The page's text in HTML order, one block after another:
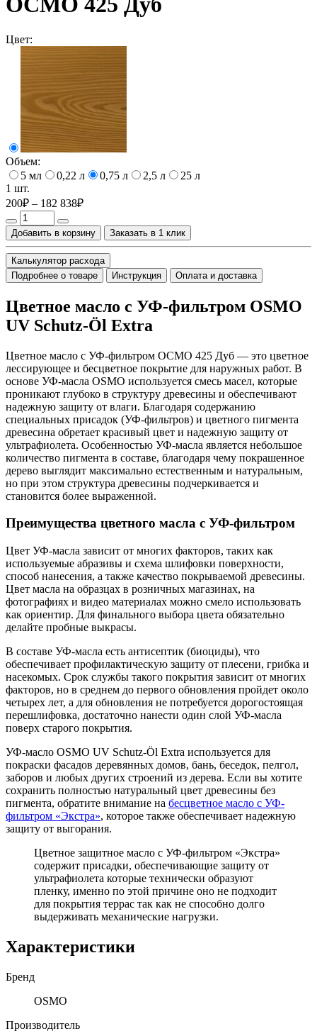
Цвет:
Объем:
5 мл
0,22 л 0,75 л 2,5 л
25 л
1 шт.
200₽ – 182 838₽
Добавить в корзину Заказать в 1 клик
Калькулятор расхода
Подробнее о товаре
Инструкция Оплата и доставка
Цветное масло с УФ-фильтром OSMO
UV Schutz-Öl Extra
Цветное масло с УФ-фильтром ОСМО 425 Дуб — это цветное
лессирующее и бесцветное покрытие для наружных работ. В
основе УФ-масла OSMO используется смесь масел, которые
проникают глубоко в структуру древесины и обеспечивают
надежную защиту от влаги. Благодаря содержанию
специальных присадок (УФ-фильтров) и цветного пигмента
древесина обретает красивый цвет и надежную защиту от
ультрафиолета. Особенностью УФ-масла является небольшое
количество пигмента в составе, благодаря чему покрашенное
дерево выглядит максимально естественным и натуральным,
но при этом структура древесины подчеркивается и
становится более выраженной.
Преимущества цветного масла с УФ-фильтром
Цвет УФ-масла зависит от многих факторов, таких как
используемые абразивы и схема шлифовки поверхности,
способ нанесения, а также качество покрываемой древесины.
Цвет масла на образцах в розничных магазинах, на
фотографиях и видео материалах можно смело использовать
как ориентир. Для финального выбора цвета обязательно
делайте пробные выкрасы.
В составе УФ-масла есть антисептик (биоциды), что
обеспечивает профилактическую защиту от плесени, грибка и
насекомых. Срок службы такого покрытия зависит от многих
факторов, но в среднем до первого обновления пройдет около
четырех лет, а для обновления не потребуется дорогостоящая
перешлифовка, достаточно нанести один слой УФ-масла
поверх старого покрытия.
УФ-масло OSMO UV Schutz-Öl Extra используется для
покраски фасадов деревянных домов, бань, беседок, пелгол,
заборов и любых других строений из дерева. Если вы хотите
сохранить полностью натуральный цвет древесины без
пигмента, обратите внимание на бесцветное масло с УФ-
фильтром «Экстра», которое также обеспечивает надежную
защиту от выгорания.
Цветное защитное масло с УФ-фильтром «Экстра»
содержит присадки, обеспечивающие защиту от
ультрафиолета которые технически образуют
пленку, именно по этой причине оно не подходит
для покрытия террас так как не способно долго
выдерживать механические нагрузки.
Характеристики
Бренд
OSMO
Производитель